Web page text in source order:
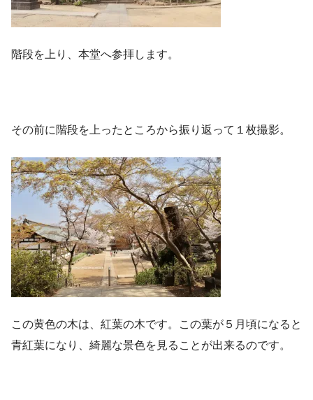
階段を上り、本堂へ参拝します。
その前に階段を上ったところから振り返って１枚撮影。
この黄色の木は、紅葉の木です。この葉が５月頃になると
青紅葉になり、綺麗な景色を見ることが出来るのです。